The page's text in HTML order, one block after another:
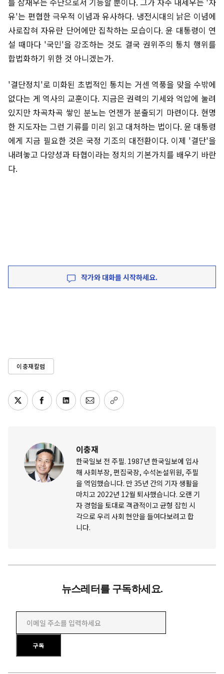
유'는 편협한 극우적 이념과 유사하다. 냉전시대의 낡은 이념에
사로잡혀 자유란 단어에만 집착하는 모습이다. 윤 대통령이 연
설 때마다 '국민'을 강조하는 것도 결국 권위주의 통치 행위를
합법화하기 위한 것 아니겠는가.
'결단정치'로 미화된 초법적인 통치는 거센 역풍을 맞을 수밖에
없다는 게 역사의 교훈이다. 지금은 권력의 기세와 억압에 눌려
있지만 차곡차곡 쌓인 분노는 언젠가 분출되기 마련이다. 현명
한 지도자는 그런 기류를 미리 읽고 대처하는 법이다. 윤 대통령
에게 지금 필요한 것은 국정 기조의 대전환이다. 이제 '결단'을
내려놓고 다양성과 타협이라는 정치의 기본가치를 배우기 바란
다.
작가와 대화를 시작하세요.
이충재칼럼
이충재
한국일보 전 주필. 1987년 한국일보에 입사
해 사회부장, 편집국장, 수석논설위원, 주필
을 역임했습니다. 만 35년 간의 기자 생활을
마치고 2022년 12월 퇴사했습니다. 오랜 기
자 경험을 토대로 객관적이고 균형 잡힌 시
각으로 우리 사회 현안을 들여다보려고 합
니다.
뉴스레터를 구독하세요.
이메일 주소를 입력하세요
구독